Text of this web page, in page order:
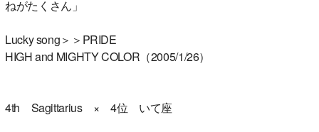
ねがたくさん」
Lucky song＞＞PRIDE
HIGH and MIGHTY COLOR（2005/1/26）
4th Sagittarius × 4位 いて座